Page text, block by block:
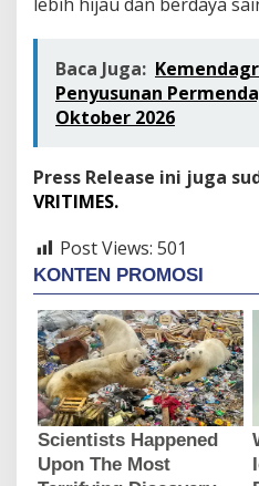
Baca Juga:
Penyusunan
Oktober 2026
Press Release ini juga
VRITIMES.
Post Views: 501